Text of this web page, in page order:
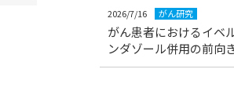
2026/7/16 がん研究
がん患者におけるイベ
ンダゾール併用の前向